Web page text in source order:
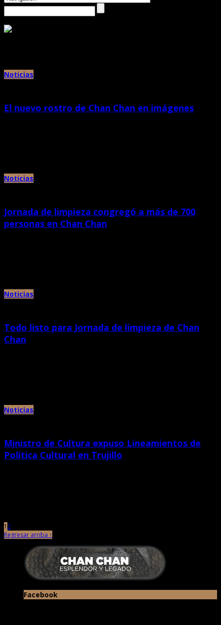
Noticias
El nuevo rostro de Chan Chan en imágenes
Noticias
Jornada de limpieza congregó a más de 700
personas en Chan Chan
Noticias
Todo listo para Jornada de limpieza de Chan
Chan
Noticias
Ministro de Cultura expuso Lineamientos de
Política Cultural en Trujillo
12
Regresar arriba ↑
Facebook